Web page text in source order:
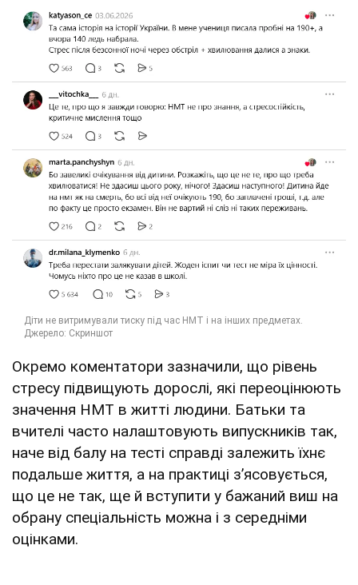
Окремо коментатори зазначили, що рівень
стресу підвищують дорослі, які переоцінюють
значення НМТ в житті людини. Батьки та
вчителі часто налаштовують випускників так,
наче від балу на тесті справді залежить їхнє
подальше життя, а на практиці з’ясовується,
що це не так, ще й вступити у бажаний виш на
обрану спеціальність можна і з середніми
оцінками.